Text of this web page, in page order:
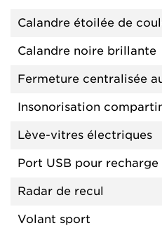
Calandre étoilée de
Calandre noire brillante
Fermeture centralisée
Insonorisation
Lève-vitres électriques
Port USB pour
Radar de recul
Volant sport